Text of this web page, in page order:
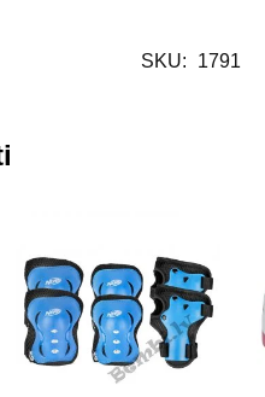
SKU: 1791